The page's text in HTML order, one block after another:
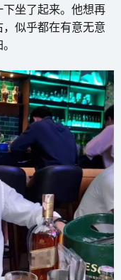
坐了起来。他想再
似乎都在有意无意